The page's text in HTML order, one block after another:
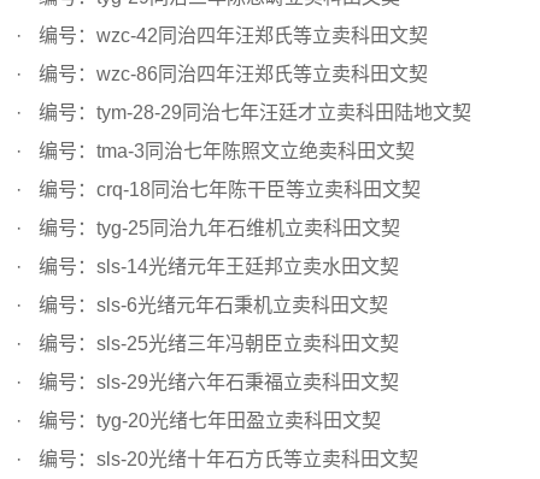
编号：wzc-42同治四年汪郑氏等立卖科田文契
编号：wzc-86同治四年汪郑氏等立卖科田文契
编号：tym-28-29同治七年汪廷才立卖科田陆地文契
编号：tma-3同治七年陈照文立绝卖科田文契
编号：crq-18同治七年陈干臣等立卖科田文契
编号：tyg-25同治九年石维机立卖科田文契
编号：sls-14光绪元年王廷邦立卖水田文契
编号：sls-6光绪元年石秉机立卖科田文契
编号：sls-25光绪三年冯朝臣立卖科田文契
编号：sls-29光绪六年石秉福立卖科田文契
编号：tyg-20光绪七年田盈立卖科田文契
编号：sls-20光绪十年石方氏等立卖科田文契